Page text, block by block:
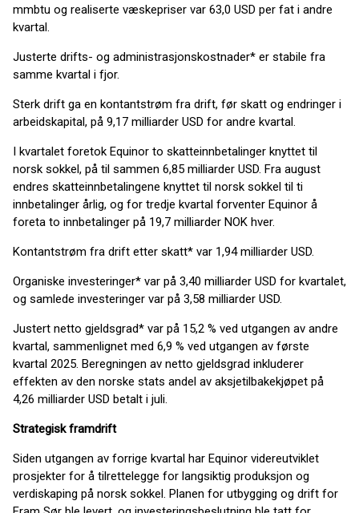
mmbtu og realiserte væskepriser var 63,0 USD per fat i andre
kvartal.
Justerte drifts- og administrasjonskostnader* er stabile fra
samme kvartal i fjor.
Sterk drift ga en kontantstrøm fra drift, før skatt og endringer i
arbeidskapital, på 9,17 milliarder USD for andre kvartal.
I kvartalet foretok Equinor to skatteinnbetalinger knyttet til
norsk sokkel, på til sammen 6,85 milliarder USD. Fra august
endres skatteinnbetalingene knyttet til norsk sokkel til ti
innbetalinger årlig, og for tredje kvartal forventer Equinor å
foreta to innbetalinger på 19,7 milliarder NOK hver.
Kontantstrøm fra drift etter skatt* var 1,94 milliarder USD.
Organiske investeringer* var på 3,40 milliarder USD for kvartalet,
og samlede investeringer var på 3,58 milliarder USD.
Justert netto gjeldsgrad* var på 15,2 % ved utgangen av andre
kvartal, sammenlignet med 6,9 % ved utgangen av første
kvartal 2025. Beregningen av netto gjeldsgrad inkluderer
effekten av den norske stats andel av aksjetilbakekjøpet på
4,26 milliarder USD betalt i juli.
Strategisk framdrift
Siden utgangen av forrige kvartal har Equinor videreutviklet
prosjekter for å tilrettelegge for langsiktig produksjon og
verdiskaping på norsk sokkel. Planen for utbygging og drift for